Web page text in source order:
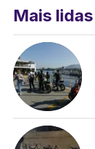
Mais lidas